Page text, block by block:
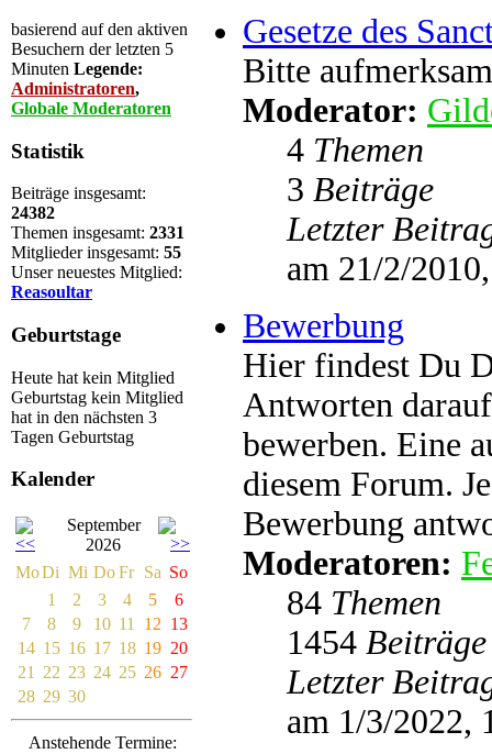
basierend auf den aktiven
Besuchern der letzten 5
Minuten Legende:
Administratoren,
Globale Moderatoren
Statistik
Beiträge insgesamt:
24382
Themen insgesamt: 2331
Mitglieder insgesamt: 55
Unser neuestes Mitglied:
Reasoultar
Geburtstage
Heute hat kein Mitglied
Geburtstag kein Mitglied
hat in den nächsten 3
Tagen Geburtstag
Kalender
September
2026
MoDi Mi DoFr Sa So
1
2 3 4 5
6
7
8 9 10 11 12 13
14 15 16 17 18 19 20
21
22 23 24 25 26 27
28 29 30
Anstehende Termine:
Gesetze des
Bitte
Moderator:
4 Themen
3 Beiträge
Letzter
am 21/2/
Bewerbung
Hier findest Du
Antworten
bewerben. Eine
diesem Forum.
Bewerbung
Moderatoren:
84 Themen
1454 Beiträge
Letzter
am 1/3/2022,